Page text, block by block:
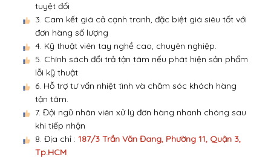
tuyệt đối
3. Cam kết giá cả cạnh tranh, đặc biệt giá siêu tốt với
đơn hàng số lượng
4. Kỹ thuật viên tay nghề cao, chuyên nghiệp.
5. Chính sách đổi trả tận tâm nếu phát hiện sản phẩm
lỗi kỹ thuật
6. Hỗ trợ tư vấn nhiệt tình và chăm sóc khách hàng
tận tâm.
7. Đội ngũ nhân viên xử lý đơn hàng nhanh chóng sau
khi tiếp nhận
8. Địa chỉ : 187/3 Trần Văn Đang, Phường 11, Quận 3,
Tp.HCM